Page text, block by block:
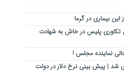
این بیماری در گرما
تکاوری پلیس در خاش به شهادت
نماینده مجلس !
شد | پیش بینی نرخ دلار در دولت